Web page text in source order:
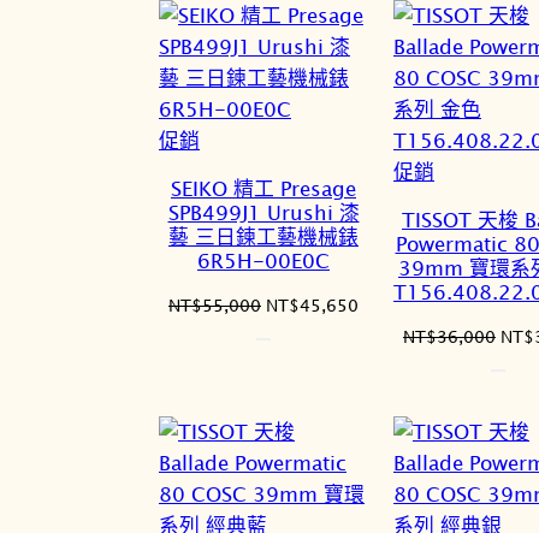
NT$36,000。NT$31,680。
促銷
商
品
SEIKO 精工 Presage
SPB499J1 Urushi 漆
藝 三日鍊工藝機械錶
6R5H-00E0C
NT$55,000 原
NT$45,650
促銷
商
品
TISSOT 天梭
Powermatic
39mm 寶環系
NT$36,000 原
NT$